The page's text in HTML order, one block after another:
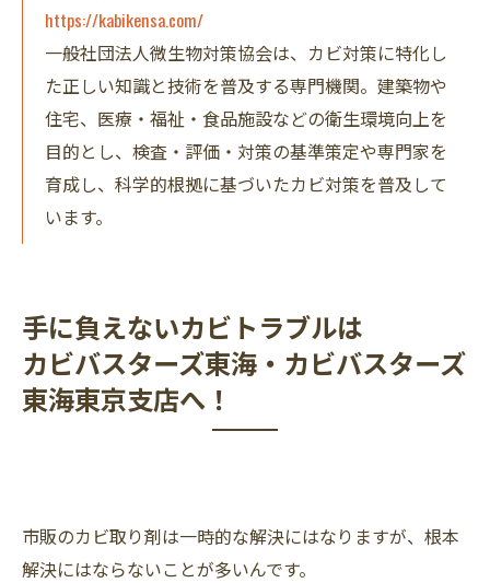
https://kabikensa.com/
一般社団法人微生物対策協会は、カビ対策に特化し
た正しい知識と技術を普及する専門機関。建築物や
住宅、医療・福祉・食品施設などの衛生環境向上を
目的とし、検査・評価・対策の基準策定や専門家を
育成し、科学的根拠に基づいたカビ対策を普及して
います。
手に負えないカビトラブルは
カビバスターズ東海・カビバスターズ
東海東京支店へ！
市販のカビ取り剤は一時的な解決にはなりますが、根本
解決にはならないことが多いんです。